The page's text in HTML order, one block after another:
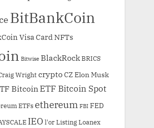
BitBankCoin
Visa Card NFTs
Bitwise BlackRockBRICS
WrightcryptoCZ Elon Musk
Bitcoin ETF Bitcoin Spot
ETFs ethereum FBI FED
IEO l'orListingLoanex